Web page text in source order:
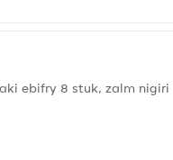
ebifry 8 stuk, zalm